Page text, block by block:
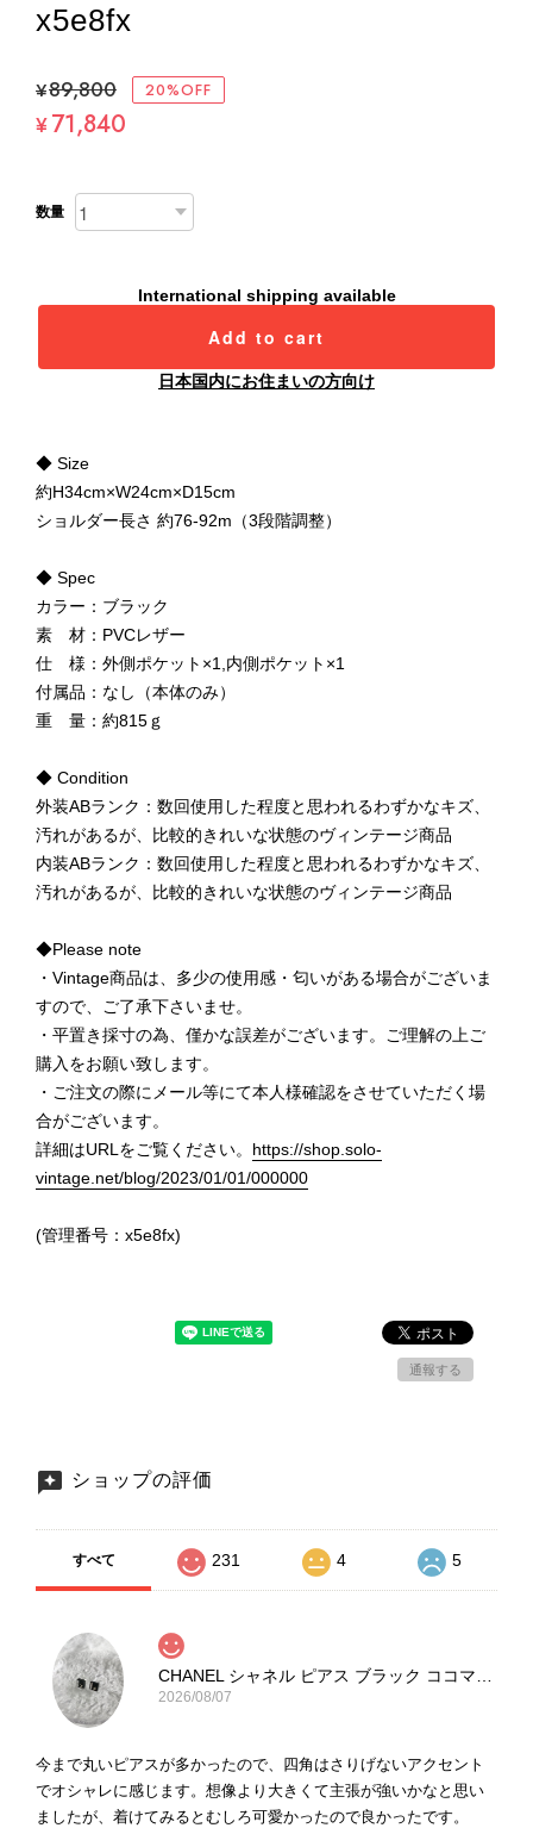
x5e8fx
¥89,800 20%OFF
¥71,840
数量
International shipping available
Add to cart
日本国内にお住まいの方向け
◆ Size
約H34cm×W24cm×D15cm
ショルダー長さ 約76-92m（3段階調整）
◆ Spec
カラー：ブラック
素 材：PVCレザー
仕 様：外側ポケット×1,内側ポケット×1
付属品：なし（本体のみ）
重 量：約815ｇ
◆ Condition
外装ABランク：数回使用した程度と思われるわずかなキズ、
汚れがあるが、比較的きれいな状態のヴィンテージ商品
内装ABランク：数回使用した程度と思われるわずかなキズ、
汚れがあるが、比較的きれいな状態のヴィンテージ商品
◆Please note
・Vintage商品は、多少の使用感・匂いがある場合がございま
すので、ご了承下さいませ。
・平置き採寸の為、僅かな誤差がございます。ご理解の上ご
購入をお願い致します。
・ご注文の際にメール等にて本人様確認をさせていただく場
合がございます。
詳細はURLをご覧ください。 https://shop.solo-
vintage.net/blog/2023/01/01/000000
(管理番号：x5e8fx)
通報する
ショップの評価
すべて 231 4 5
CHANEL シャネル ピアス ブラック ココマーク ストーン vintage ヴィンテージ オールド yg33jb
2026/08/07
今まで丸いピアスが多かったので、四角はさりげないアクセント
でオシャレに感じます。想像より大きくて主張が強いかなと思い
ましたが、着けてみるとむしろ可愛かったので良かったです。